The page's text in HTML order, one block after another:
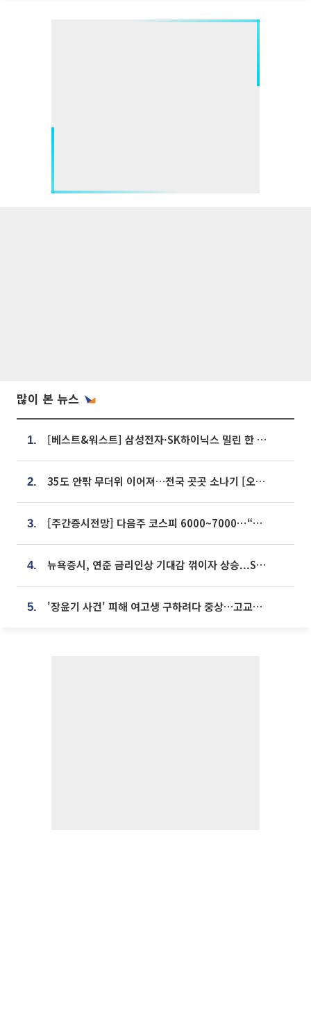
많이 본 뉴스
1. [베스트&워스트] 삼성전자·SK하이닉스 밀린 한 주…상상인증권은 85% 급등
2. 35도 안팎 무더위 이어져…전국 곳곳 소나기 [오늘 날씨]
3. [주간증시전망] 다음주 코스피 6000~7000⋯“外人 수급은 정책이 변수”
4. 뉴욕증시, 연준 금리인상 기대감 꺾이자 상승...S&P500 사상 최고치 [종합]
5. '장윤기 사건' 피해 여고생 구하려다 중상…고교생 의상자 지정